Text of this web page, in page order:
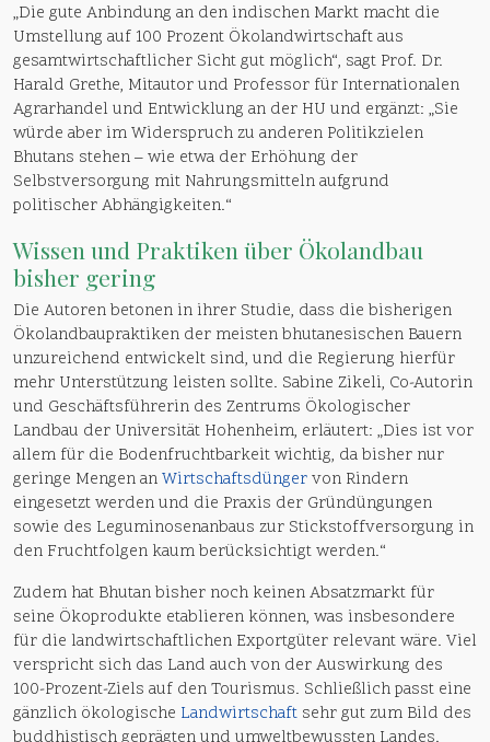
„Die gute Anbindung an den indischen Markt macht die
Umstellung auf 100 Prozent Ökolandwirtschaft aus
gesamtwirtschaftlicher Sicht gut möglich“, sagt Prof. Dr.
Harald Grethe, Mitautor und Professor für Internationalen
Agrarhandel und Entwicklung an der HU und ergänzt: „Sie
würde aber im Widerspruch zu anderen Politikzielen
Bhutans stehen – wie etwa der Erhöhung der
Selbstversorgung mit Nahrungsmitteln aufgrund
politischer Abhängigkeiten.“
Wissen und Praktiken über Ökolandbau
bisher gering
Die Autoren betonen in ihrer Studie, dass die bisherigen
Ökolandbaupraktiken der meisten bhutanesischen Bauern
unzureichend entwickelt sind, und die Regierung hierfür
mehr Unterstützung leisten sollte. Sabine Zikeli, Co-Autorin
und Geschäftsführerin des Zentrums Ökologischer
Landbau der Universität Hohenheim, erläutert: „Dies ist vor
allem für die Bodenfruchtbarkeit wichtig, da bisher nur
geringe Mengen anWirtschaftsdüngervon Rindern
eingesetzt werden und die Praxis der Gründüngungen
sowie des Leguminosenanbaus zur Stickstoffversorgung in
den Fruchtfolgen kaum berücksichtigt werden.“
Zudem hat Bhutan bisher noch keinen Absatzmarkt für
seine Ökoprodukte etablieren können, was insbesondere
für die landwirtschaftlichen Exportgüter relevant wäre. Viel
verspricht sich das Land auch von der Auswirkung des
100-Prozent-Ziels auf den Tourismus. Schließlich passt eine
gänzlich ökologische Landwirtschaft sehr gut zum Bild des